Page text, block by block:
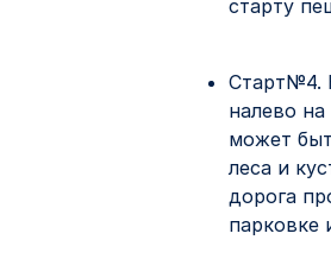
старту
Старт№4.
налево
может
леса и
дорога
парковке